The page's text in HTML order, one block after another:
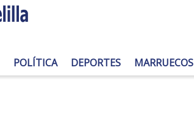
POLÍTICA DEPORTES MARRUECOS